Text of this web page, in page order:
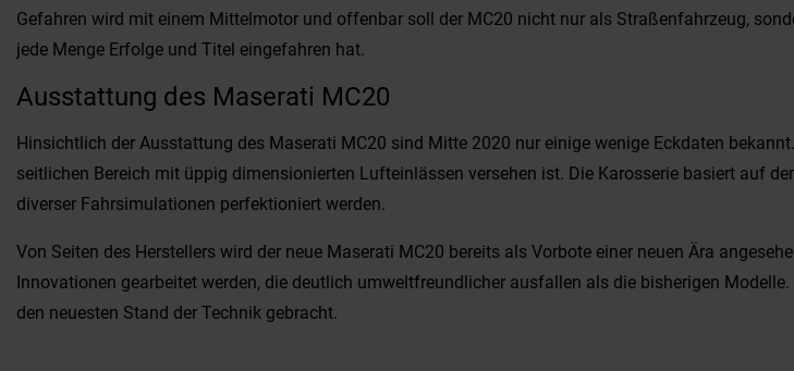
Gefahren wird mit einem Mittelmotor und offenbar soll der MC20 nicht nur als Straßenfahrzeug,
jede Menge Erfolge und Titel eingefahren hat.
Ausstattung des Maserati MC20
Hinsichtlich der Ausstattung des Maserati MC20 sind Mitte 2020 nur einige wenige Eckdaten
seitlichen Bereich mit üppig dimensionierten Lufteinlässen versehen ist. Die Karosserie basiert auf
diverser Fahrsimulationen perfektioniert werden.
Von Seiten des Herstellers wird der neue Maserati MC20 bereits als Vorbote einer neuen Ära
Innovationen gearbeitet werden, die deutlich umweltfreundlicher ausfallen als die bisherigen
den neuesten Stand der Technik gebracht.